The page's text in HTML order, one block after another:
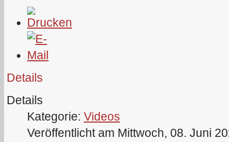
Details
Details
Kategorie: Videos
Veröffentlicht am Mittwoch, 08. Juni